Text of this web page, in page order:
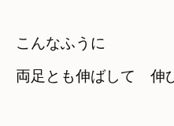
こんなふうに
両足とも伸ばして　伸